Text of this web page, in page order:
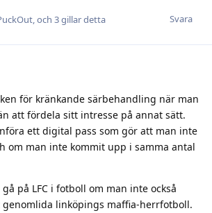
Svara
, och 3gillar detta
för kränkande särbehandling när man
att fördela sitt intresse på annat sätt.
ett digital pass som gör att man inte
om man inte kommit upp i samma antal
på LFC i fotboll om man inte också
linköpings maffia-herrfotboll.